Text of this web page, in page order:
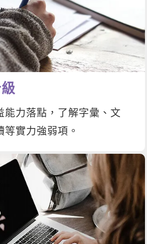
能力落點，了解字彙、文
實力強弱項。